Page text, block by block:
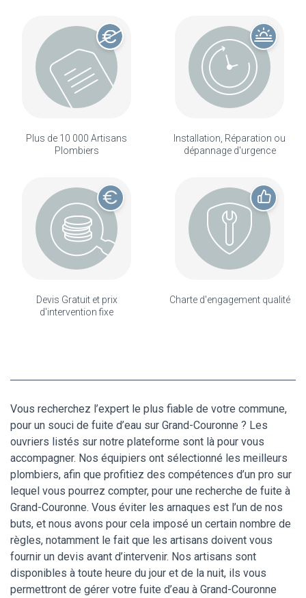
Plus de 10 000 Artisans
Plombiers
Installation, Réparation ou
dépannage d'urgence
Devis Gratuit et prix
d'intervention fixe
Charte d'engagement qualité
Vous recherchez l’expert le plus fiable de votre commune,
pour un souci de fuite d’eau sur Grand-Couronne ? Les
ouvriers listés sur notre plateforme sont là pour vous
accompagner. Nos équipiers ont sélectionné les meilleurs
plombiers, afin que profitiez des compétences d’un pro sur
lequel vous pourrez compter, pour une recherche de fuite à
Grand-Couronne. Vous éviter les arnaques est l’un de nos
buts, et nous avons pour cela imposé un certain nombre de
règles, notamment le fait que les artisans doivent vous
fournir un devis avant d’intervenir. Nos artisans sont
disponibles à toute heure du jour et de la nuit, ils vous
permettront de gérer votre fuite d’eau à Grand-Couronne